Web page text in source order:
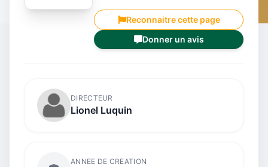
Reconnaitre cette page
Donner un avis
DIRECTEUR
Lionel Luquin
ANNEE DE CREATION